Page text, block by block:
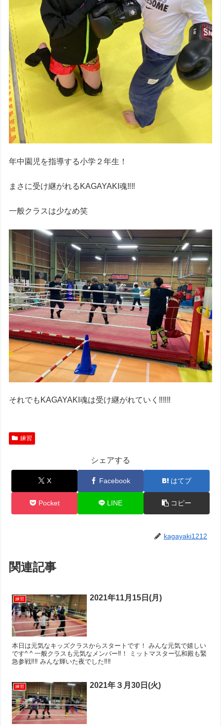
年中園児を指導する小学２年生！
まさに受け継がれるKAGAYAKI魂‼︎‼︎
一般クラスは少なめ笑
それでもKAGAYAKI魂は受け継がれていく‼︎‼︎‼︎
練習
シェアする
X Facebook はてブ
Pocket LINE コピー
kagayaki1212
関連記事
練習 2021年11月15日(月)
本日は元気なキッズクラスからスタートです！ みんな元気で嬉しい
です^ ^ 一般クラスも元気なメンバー‼︎！ ミットマスター弘和殿も緊
急参戦‼︎‼︎ みんな輝いた夜でした‼︎‼︎
練習 2021年３月30日(火)